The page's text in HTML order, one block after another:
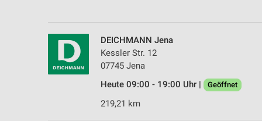
DEICHMANN Jena
Kessler Str. 12
07745 Jena
Heute 09:00 - 19:00 Uhr |
Geöffnet
219,21 km
Performance